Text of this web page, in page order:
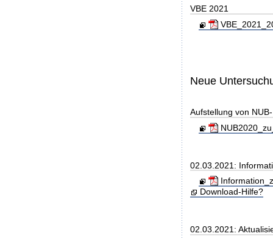
VBE 2021
Neue
Aufstellung von
02.03.2021:
Download-Hilfe?
02.03.2021: